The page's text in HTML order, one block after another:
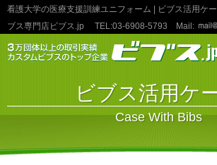
看護大学の医療支援訓練ユニフォーム | ビブス活用ケ
ブス専門店ビブス.jp
TEL:03‐6908‐5793 Mail:
ビブス活用ケ
Case With Bibs